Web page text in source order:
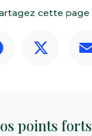
cette page
points forts